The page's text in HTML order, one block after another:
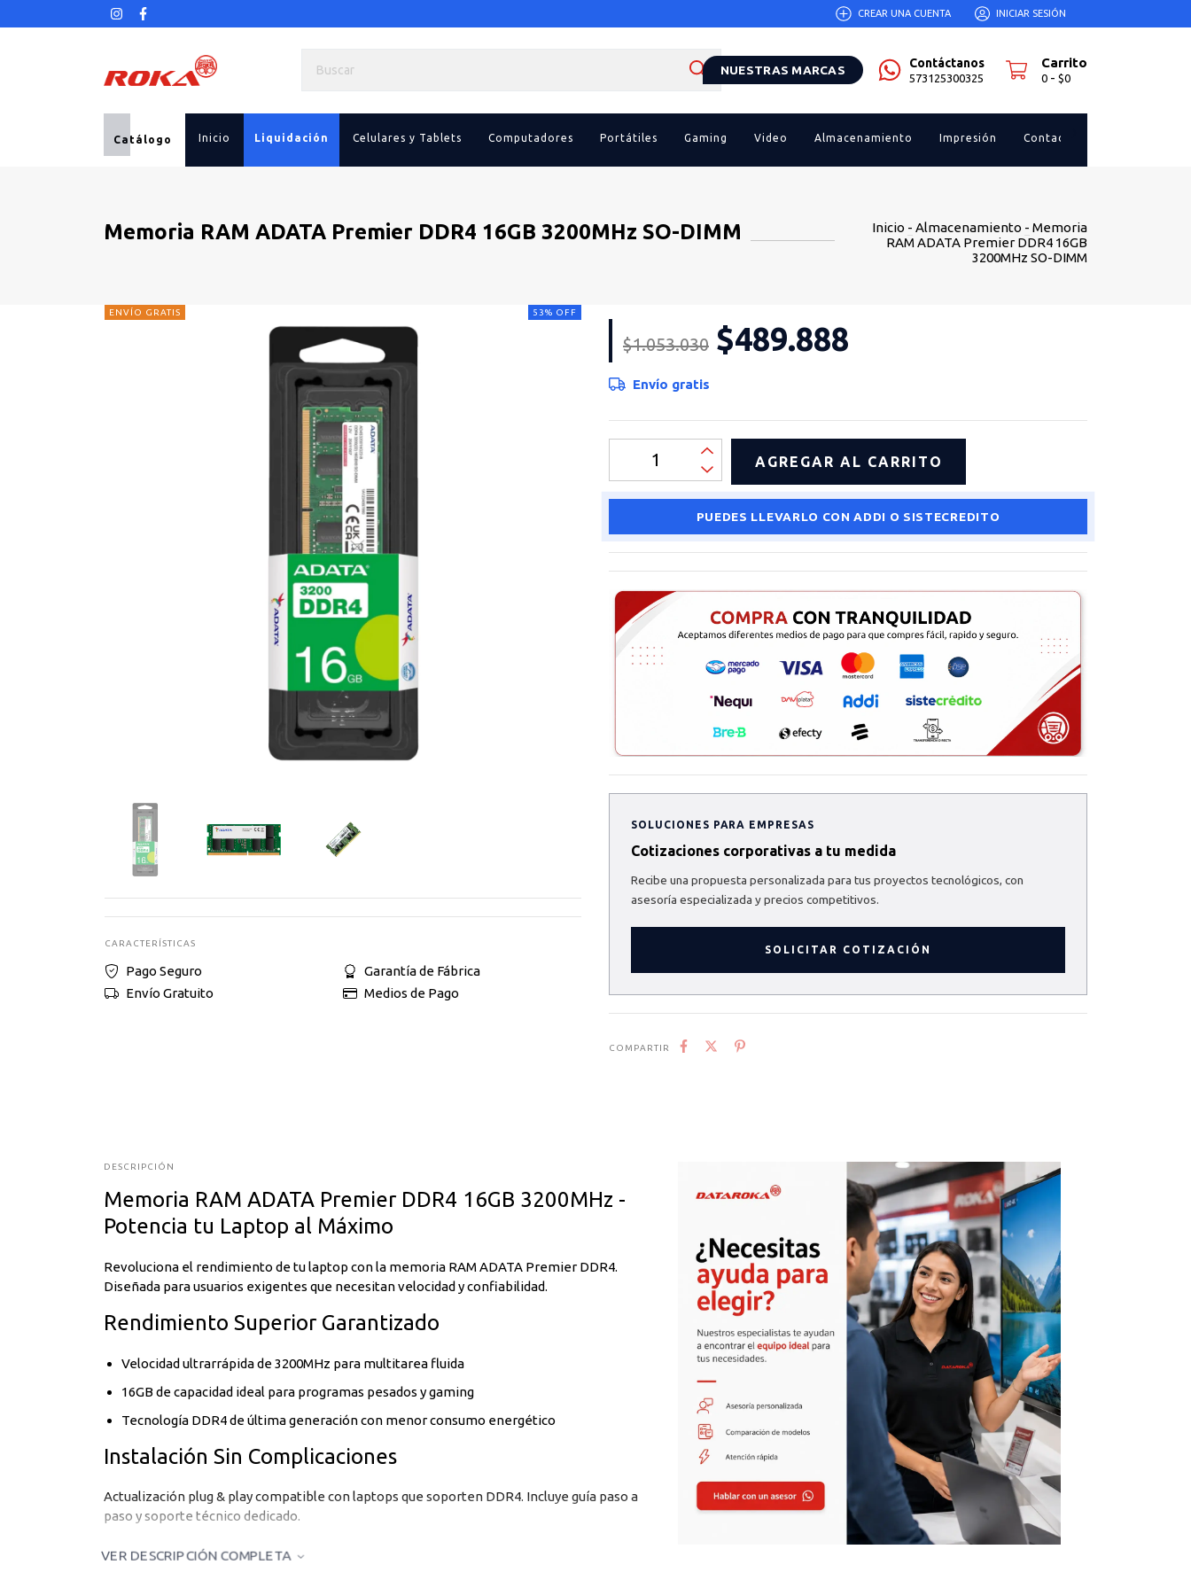
CREAR UNA CUENTA INICIAR SESIÓN
NUESTRAS MARCAS Contáctanos
573125300325
Carrito
0 - $0
Catálogo Inicio Liquidación Celulares y Tablets Computadores Portátiles Gaming Video Almacenamiento Impresión Contacto
Memoria RAM ADATA Premier DDR4 16GB 3200MHz SO-DIMM Inicio - Almacenamiento - Memoria
RAM ADATA Premier DDR4 16GB
3200MHz SO-DIMM
53% OFF
ENVÍO GRATIS
CARACTERÍSTICAS
Pago Seguro
Envío Gratuito
Garantía de Fábrica
Medios de Pago
$1.053.030 $489.888
Envío gratis
PUEDES LLEVARLO CON ADDI O SISTECREDITO
SOLUCIONES PARA EMPRESAS
Cotizaciones corporativas a tu medida
Recibe una propuesta personalizada para tus proyectos tecnológicos, con
asesoría especializada y precios competitivos.
SOLICITAR COTIZACIÓN
COMPARTIR
DESCRIPCIÓN
Memoria RAM ADATA Premier DDR4 16GB 3200MHz -
Potencia tu Laptop al Máximo
Revoluciona el rendimiento de tu laptop con la memoria RAM ADATA Premier DDR4.
Diseñada para usuarios exigentes que necesitan velocidad y confiabilidad.
Rendimiento Superior Garantizado
Velocidad ultrarrápida de 3200MHz para multitarea fluida
16GB de capacidad ideal para programas pesados y gaming
Tecnología DDR4 de última generación con menor consumo energético
Instalación Sin Complicaciones
Actualización plug & play compatible con laptops que soporten DDR4. Incluye guía paso a
paso y soporte técnico dedicado.
Calidad y Durabilidad ADATA
VER DESCRIPCIÓN COMPLETA